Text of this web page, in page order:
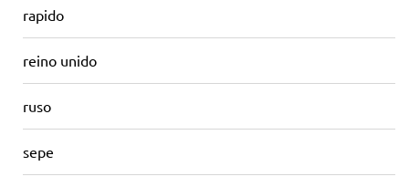
rapido
reino unido
ruso
sepe